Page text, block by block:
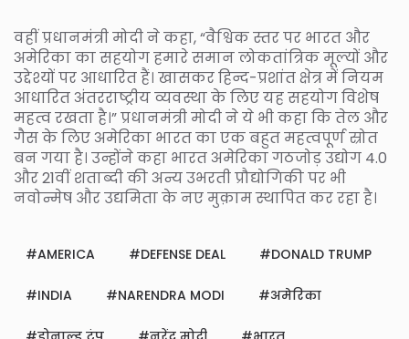
वहीं प्रधानमंत्री मोदी ने कहा, “वैश्विक स्तर पर भारत और
अमेरिका का सहयोग हमारे समान लोकतांत्रिक मूल्यों और
उद्देश्यों पर आधारित हैं। खासकर हिन्द-प्रशांत क्षेत्र में नियम
आधारित अंतरराष्ट्रीय व्यवस्था के लिए यह सहयोग विशेष
महत्व रखता है।” प्रधानमंत्री मोदी ने ये भी कहा कि तेल और
गैस के लिए अमेरिका भारत का एक बहुत महत्वपूर्ण स्रोत
बन गया है। उन्होंने कहा भारत अमेरिका गठजोड़ उद्योग 4.0
और 21वीं शताब्दी की अन्य उभरती प्रौद्योगिकी पर भी
नवोन्मेष और उद्यमिता के नए मुक़ाम स्थापित कर रहा है।
AMERICA DEFENSE DEAL DONALD TRUMP
INDIA NARENDRA MODI अमेरिका